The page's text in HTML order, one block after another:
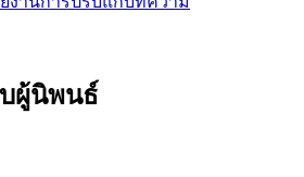
ผู้นิพนธ์